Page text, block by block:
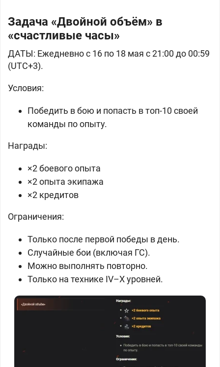
Задача «Двойной объём» в
«счастливые часы»
ДАТЫ: Ежедневно с 16 по 18 мая с 21:00 до 00:59
(UTC+3).
Условия:
Победить в бою и попасть в топ-10 своей
команды по опыту.
Награды:
×2 боевого опыта
×2 опыта экипажа
×2 кредитов
Ограничения:
Только после первой победы в день.
Случайные бои (включая ГС).
Можно выполнять повторно.
Только на технике IV–X уровней.